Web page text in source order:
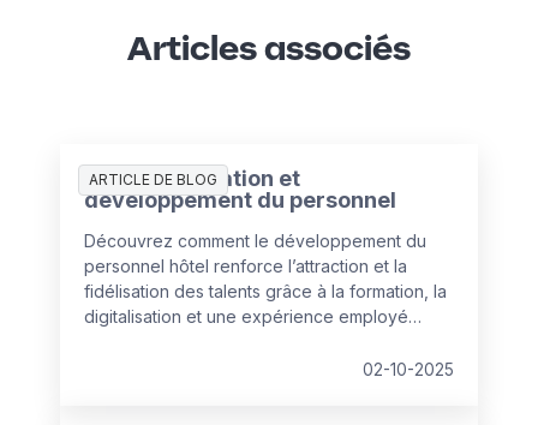
Articles associés
ARTICLE DE BLOG
Hôtels : formation et
développement du personnel
Découvrez comment le développement du
personnel hôtel renforce l’attraction et la
fidélisation des talents grâce à la formation, la
digitalisation et une expérience employé
02-10-2025